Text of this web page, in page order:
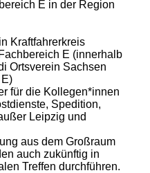
E in der Region
Kraftfahrerkreis
E (innerhalb
Ortsverein Sachsen
für die Kollegen*innen
Spedition,
Leipzig und
aus dem Großraum
auch zukünftig in
Treffen durchführen.